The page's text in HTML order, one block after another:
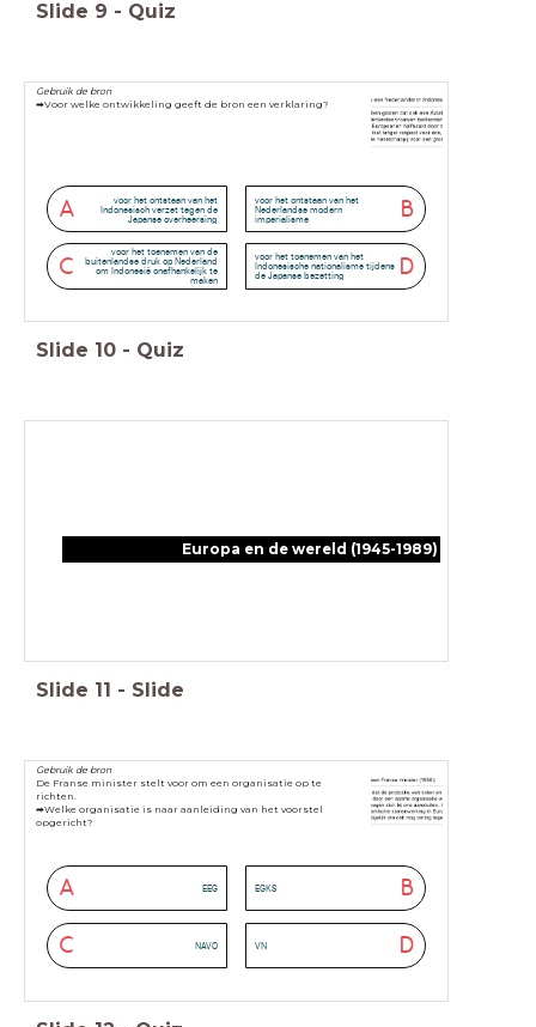
Slide 9 - Quiz
Gebruik de bron
➡Voor welke ontwikkeling geeft de bron een verklaring?
A
voor het ontstaan van het
Indonesisch verzet tegen de
Japanse overheersing
B
voor het ontstaan van het
Nederlandse modern
imperialisme
C
voor het toenemen van de
buitenlandse druk op Nederland
om Indonesië onafhankelijk te
maken
D
voor het toenemen van het
Indonesische nationalisme tijdens
de Japanse bezetting
Slide 10 - Quiz
Europa en de wereld (1945-1989)
Slide 11 - Slide
Gebruik de bron
De Franse minister stelt voor om een organisatie op te
richten.
➡Welke organisatie is naar aanleiding van het voorstel
opgericht?
A EEG B
EGKS
C NAVO D
VN